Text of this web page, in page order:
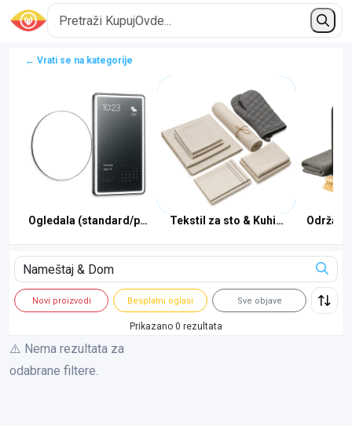
← Vrati se na kategorije
Ogledala (standard/pametna)Tekstil za sto & Kuhinju
Novi proizvodi Besplatni oglasi Sve objave
Prikazano 0 rezultata
⚠️ Nema rezultata za
odabrane filtere.